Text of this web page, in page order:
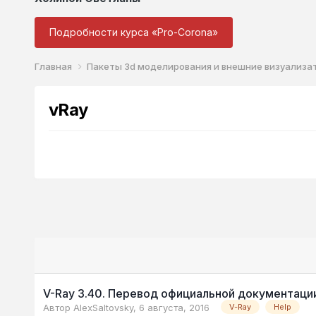
Подробности курса «Pro-Corona»
Главная Пакеты 3d моделирования и внешние
vRay
V-Ray 3.40. Перевод официальной
Автор AlexSaltovsky, 6 августа, 2016 V-Ray Help